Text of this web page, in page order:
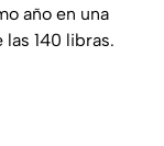
año en una
140 libras.